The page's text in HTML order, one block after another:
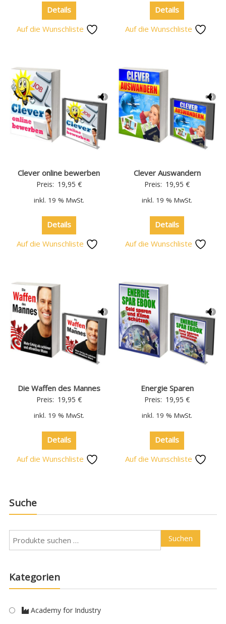
Details
Auf die Wunschliste
Details
Auf die Wunschliste
Clever online bewerben
Preis: 19,95 €
inkl. 19 % MwSt.
Details
Auf die Wunschliste
Clever Auswandern
Preis: 19,95€
inkl. 19 % MwSt.
Details
Auf die Wunschliste
Die Waffen des Mannes
Preis: 19,95 €
inkl. 19 % MwSt.
Details
Auf die Wunschliste
Energie Sparen
Preis: 19,95€
inkl. 19 % MwSt.
Details
Auf die Wunschliste
Suche
Suchen
Kategorien
Academy for Industry